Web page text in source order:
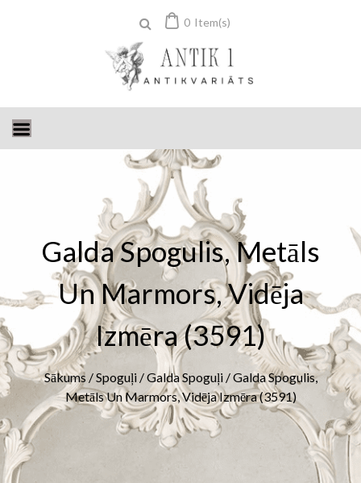
0 Item(s)
Galda Spogulis, Metāls
Un Marmors, Vidēja
Izmēra (3591)
Sākums /Spoguļi/Galda Spoguļi/ Galda Spogulis,
Metāls Un Marmors, Vidēja Izmēra (3591)